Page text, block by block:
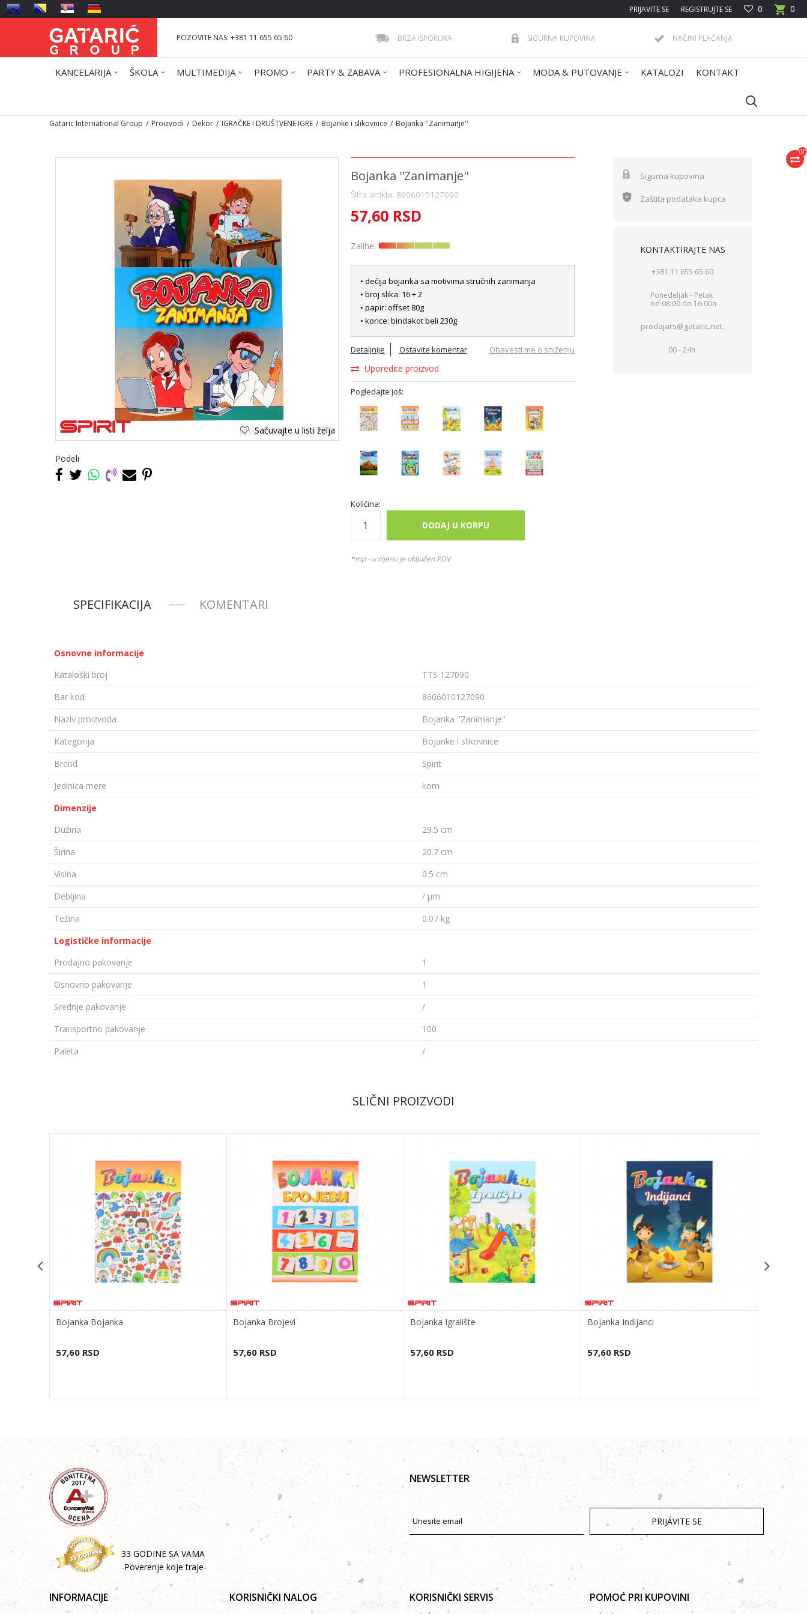
0
0
PRIJAVITE SE REGISTRUJTE SE
POZOVITE NAS: +381 11 655 65 60 BRZA ISPORUKA SIGURNA KUPOVINA NAČINI PLAĆANJA
KANCELARIJA ŠKOLA MULTIMEDIJA PROMO PARTY & ZABAVA PROFESIONALNA HIGIJENA MODA & PUTOVANJE KATALOZI KONTAKT
(0)
Gataric International Group Proizvodi Dekor IGRAČKE I DRUŠTVENE IGRE Bojanke i slikovnice Bojanka ''Zanimanje''
Sačuvajte u listi želja
Podeli
Bojanka ''Zanimanje''
Šifra artikla: 8606010127090
57,60 RSD
Zalihe:
• dečija bojanka sa motivima stručnih zanimanja
• broj slika: 16 + 2
• papir: offset 80g
• korice: bindakot beli 230g
Detaljnije Ostavite komentar
Uporedite proizvod
Obavesti me o sniženju
Pogledajte još:
Količina:
DODAJ U KORPU
*mp - u cijenu je uključen PDV
Sigurna kupovina
Zaštita podataka kupca
KONTAKTIRAJTE NAS
+381 11 655 65 60
Ponedeljak - Petak
od 08:00 do 16:00h
prodajars@gataric.net.
00 - 24h
SPECIFIKACIJA KOMENTARI
Osnovne informacije
Kataloški broj
TTS 127090
Bar kod
8606010127090
Naziv proizvoda
Bojanka ''Zanimanje''
Kategorija
Bojanke i slikovnice
Brend
Spirit
Jedinica mere
kom
Dimenzije
Dužina
29.5 cm
Širina
20.7 cm
Visina
0.5 cm
Debljina
/ µm
Težina
0.07 kg
Logističke informacije
Prodajno pakovanje
1
Osnovno pakovanje
1
Srednje pakovanje
/
Transportno pakovanje
100
Paleta
/
SLIČNI PROIZVODI
Bojanka Bojanka
57,60 RSD
Bojanka Brojevi
57,60 RSD
Bojanka Igralište
57,60 RSD
Bojanka Indijanci
57,60 RSD
33 GODINE SA VAMA
-Poverenje koje traje-
NEWSLETTER
PRIJAVITE SE
INFORMACIJE KORISNIČKI NALOG KORISNIČKI SERVIS POMOĆ PRI KUPOVINI